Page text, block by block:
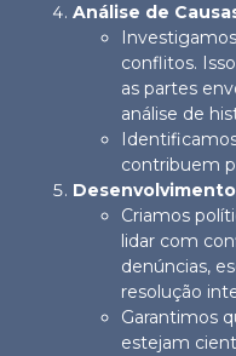
Análise de
conflitos.
as partes
análise de
contribuem
Criamos
lidar com
denúncias,
resolução
Garantimos
estejam